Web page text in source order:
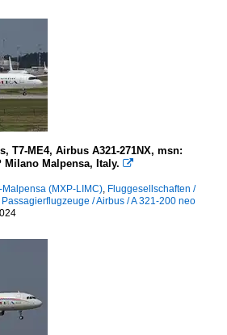
500
T7-ME4, Airbus A321-271NX, msn:
Milano Malpensa, Italy. 
(MXP-LIMC), Fluggesellschaften /
Passagierflugzeuge / Airbus / A 321-200 neo